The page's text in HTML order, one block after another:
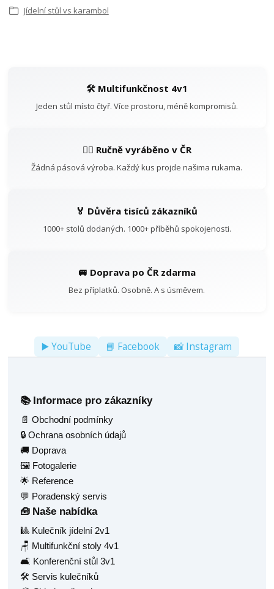
Jídelní stůl vs karambol
🛠️ Multifunkčnost 4v1
Jeden stůl místo čtyř. Více prostoru, méně kompromisů.
👷‍♂️ Ručně vyráběno v ČR
Žádná pásová výroba. Každý kus projde našima rukama.
🏅 Důvěra tisíců zákazníků
1000+ stolů dodaných. 1000+ příběhů spokojenosti.
🚐 Doprava po ČR zdarma
Bez příplatků. Osobně. A s úsměvem.
▶️ YouTube 📘 Facebook 📸 Instagram
📚 Informace pro zákazníky
📄 Obchodní podmínky
🔒 Ochrana osobních údajů
🚚 Doprava
🖼️ Fotogalerie
🌟 Reference
💬 Poradenský servis
🧰 Naše nabídka
🎱 Kulečník jídelní 2v1
🪑 Multifunkční stoly 4v1
🛋️ Konferenční stůl 3v1
🛠️ Servis kulečníků